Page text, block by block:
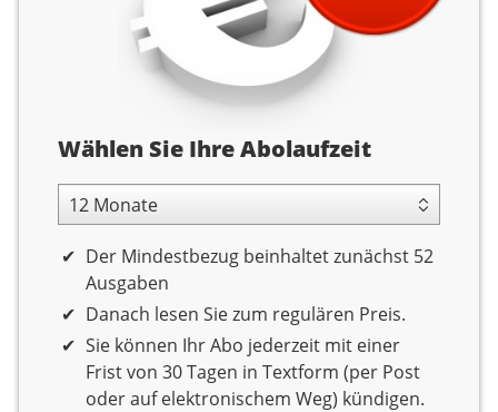
Abolaufzeit
Wählen Sie Ihre Abolaufzeit
12 Monate Laufzeit
Der Mindestbezug beinhaltet zunächst 52
Ausgaben
Danach lesen Sie zum regulären Preis.
Sie können Ihr Abo jederzeit mit einer
Frist von 30 Tagen in Textform (per Post
oder auf elektronischem Weg) kündigen.